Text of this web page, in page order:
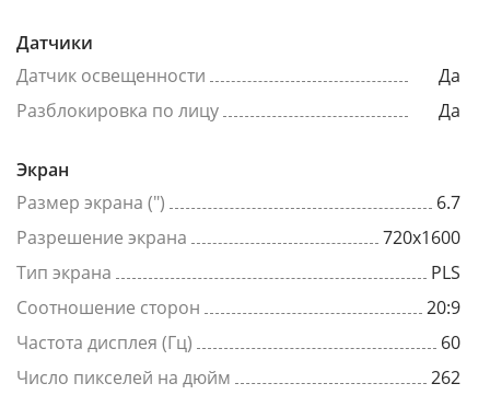
Датчики
Датчик освещенности
Да
Разблокировка по лицу
Да
Экран
Размер экрана (")
6.7
Разрешение экрана
720x1600
Тип экрана
PLS
Соотношение сторон
20:9
Частота дисплея (Гц)
60
Число пикселей на дюйм
262